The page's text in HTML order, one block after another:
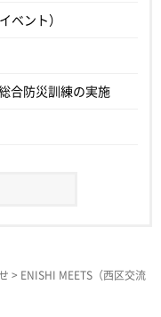
ベント）
合防災訓練の実施
> ENISHI MEETS（西区交流